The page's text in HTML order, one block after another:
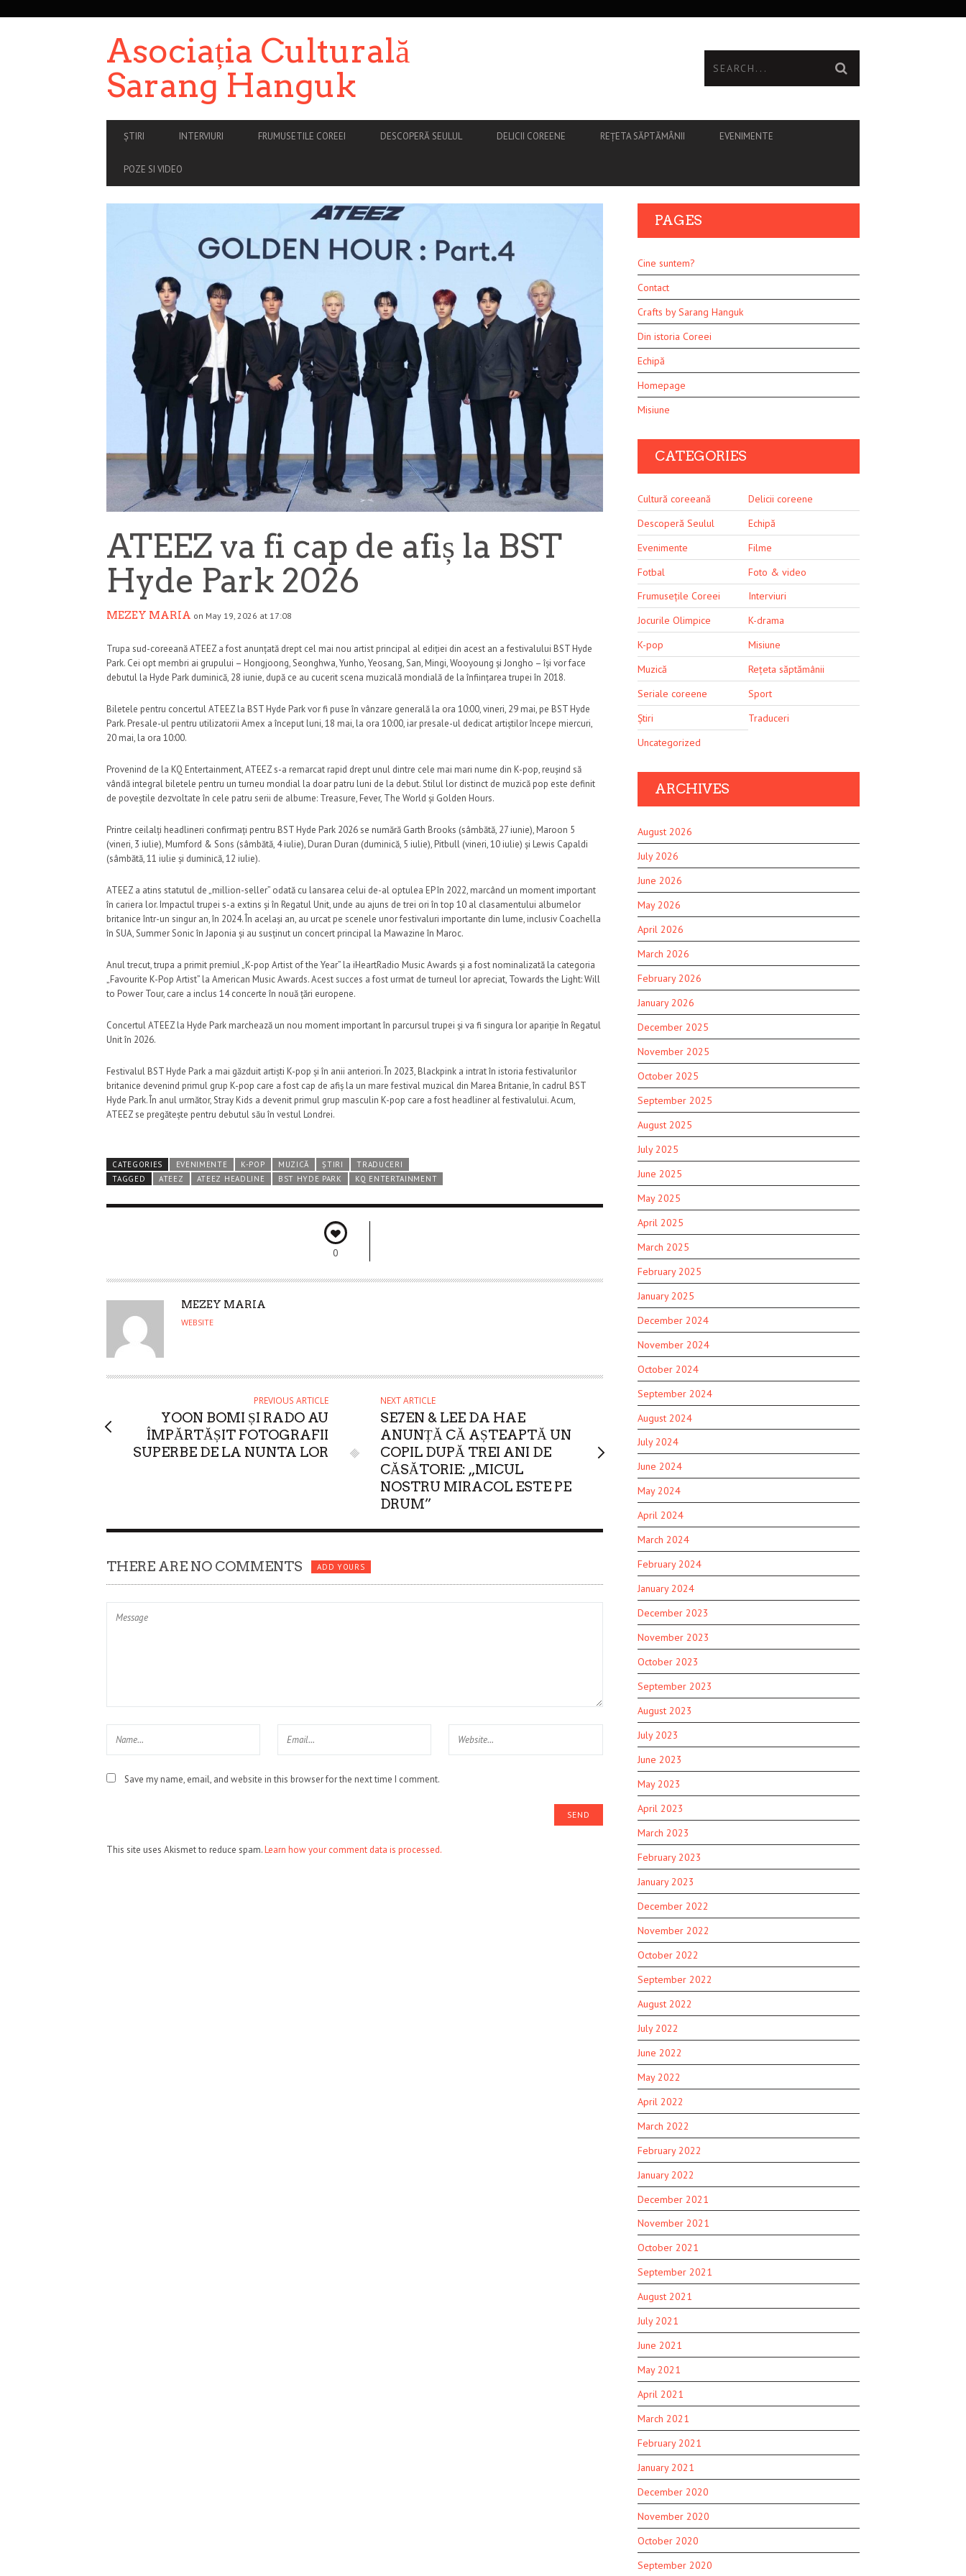
Asociația Culturală
Sarang Hanguk
PRIMARY
NAVIGATION
ȘTIRI INTERVIURI FRUMUSETILE COREEI DESCOPERĂ SEULUL DELICII COREENE REȚETA SĂPTĂMÂNII EVENIMENTE
POZE SI VIDEO
ATEEZ va fi cap de afiș la BST
Hyde Park 2026
MEZEY MARIA on May 19, 2026 at 17:08
Trupa sud-coreeană ATEEZ a fost anunțată drept cel mai nou artist principal al ediției din acest an a festivalului BST Hyde
Park. Cei opt membri ai grupului – Hongjoong,Seonghwa,Yunho,Yeosang,San, Mingi,Wooyoung și Jongho – își vor face
debutul la Hyde Park duminică, 28 iunie, după ce au cucerit scena muzicală mondială de la înființarea trupei în 2018.
Biletele pentru concertul ATEEZ la BST Hyde Park vor fi puse în vânzare generală la ora 10:00, vineri, 29 mai, pe BST Hyde
Park. Presale-ul pentru utilizatorii Amex a început luni, 18 mai, la ora 10:00, iar presale-ul dedicat artiștilor începe miercuri,
20 mai, la ora 10:00.
Provenind de la KQ Entertainment, ATEEZ s-a remarcat rapid drept unul dintre cele mai mari nume din K-pop, reușind să
vândă integral biletele pentru un turneu mondial la doar patru luni de la debut. Stilul lor distinct de muzică pop este definit
de poveștile dezvoltate în cele patru serii de albume: Treasure, Fever, The World și Golden Hours.
Printre ceilalți headlineri confirmați pentru BST Hyde Park 2026 se numără Garth Brooks (sâmbătă, 27 iunie), Maroon 5
(vineri, 3 iulie), Mumford & Sons (sâmbătă, 4 iulie), Duran Duran (duminică, 5 iulie), Pitbull (vineri, 10 iulie) și Lewis Capaldi
(sâmbătă, 11 iulie și duminică, 12 iulie).
ATEEZ a atins statutul de „million-seller” odată cu lansarea celui de-al optulea EP în 2022, marcând un moment important
în cariera lor. Impactul trupei s-a extins și în Regatul Unit, unde au ajuns de trei ori în top 10 al clasamentului albumelor
britanice într-un singur an, în 2024. În același an, au urcat pe scenele unor festivaluri importante din lume, inclusiv Coachella
în SUA,Summer Sonicîn Japonia și au susținut un concert principal la Mawazine în Maroc.
Anul trecut, trupa a primit premiul „K-pop Artist of the Year” la iHeartRadio Music Awards și a fost nominalizată la categoria
„Favourite K-Pop Artist” la American Music Awards. Acest succes a fost urmat de turneul lor apreciat, Towards the Light: Will
to Power Tour, care a inclus 14 concerte în nouă țări europene.
Concertul ATEEZ la Hyde Park marchează un nou moment important în parcursul trupei și va fi singura lor apariție în Regatul
Unit în 2026.
Festivalul BST Hyde Park a mai găzduit artiști K-pop și în anii anteriori. În 2023, Blackpink a intrat în istoria festivalurilor
britanice devenind primul grup K-pop care a fost cap de afiș la un mare festival muzical din Marea Britanie, în cadrul BST
Hyde Park. În anul următor,Stray Kids a devenit primul grup masculin K-pop care a fost headliner al festivalului. Acum,
ATEEZ se pregătește pentru debutul său în vestul Londrei.
CATEGORIES EVENIMENTE K-POP MUZICĂ ȘTIRI
TRADUCERI
TAGGED
ATEEZ ATEEZ HEADLINE BST HYDE PARK KQ ENTERTAINMENT
0
A
U
O
MEZEY MARIA
WEBSITE
PREVIOUS ARTICLE
YOON BOMI ȘI RADO AU
ÎMPĂRTĂȘIT FOTOGRAFII
SUPERBE DE LA NUNTA LOR
NEXT ARTICLE
SE7EN & LEE DA HAE
ANUNȚĂ CĂ AȘTEAPTĂ UN
COPIL DUPĂ TREI ANI DE
CĂSĂTORIE: „MICUL
NOSTRU MIRACOL ESTE PE
DRUM”
THERE ARE NO COMMENTS ADD YOURS
Save my name, email, and website in this browser for the next time I comment.
This site uses Akismet to reduce spam.Learn how your comment data is processed.
PAGES
Cine suntem?
Contact
Crafts by Sarang Hanguk
Din istoria Coreei
Echipă
Homepage
Misiune
CATEGORIES
Cultură coreeană
Delicii coreene
Descoperă Seulul
Echipă
Evenimente
Filme
Fotbal
Foto & video
Frumusețile Coreei
Interviuri
Jocurile Olimpice
K-drama
K-pop
Misiune
Muzică
Rețeta săptămânii
Seriale coreene
Sport
Știri
Traduceri
Uncategorized
ARCHIVES
August 2026
July 2026
June 2026
May 2026
April 2026
March 2026
February 2026
January 2026
December 2025
November 2025
October 2025
September 2025
August 2025
July 2025
June 2025
May 2025
April 2025
March 2025
February 2025
January 2025
December 2024
November 2024
October 2024
September 2024
August 2024
July 2024
June 2024
May 2024
April 2024
March 2024
February 2024
January 2024
December 2023
November 2023
October 2023
September 2023
August 2023
July 2023
June 2023
May 2023
April 2023
March 2023
February 2023
January 2023
December 2022
November 2022
October 2022
September 2022
August 2022
July 2022
June 2022
May 2022
April 2022
March 2022
February 2022
January 2022
December 2021
November 2021
October 2021
September 2021
August 2021
July 2021
June 2021
May 2021
April 2021
March 2021
February 2021
January 2021
December 2020
November 2020
October 2020
September 2020